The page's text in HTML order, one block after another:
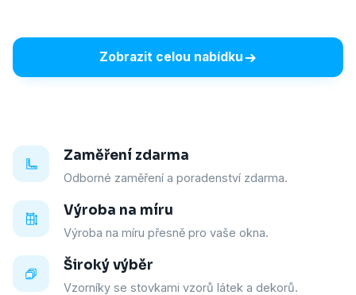
Zobrazit celou nabídku
Zaměření zdarma
Odborné zaměření a poradenství zdarma.
Výroba na míru
Výroba na míru přesně pro vaše okna.
Široký výběr
Vzorníky se stovkami vzorů látek a dekorů.